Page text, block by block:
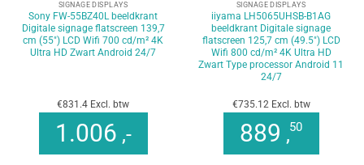
SIGNAGE DISPLAYS
Sony FW-55BZ40L beeldkrant
Digitale signage flatscreen 139,7
cm (55″) LCD Wifi 700 cd/m² 4K
Ultra HD Zwart Android 24/7
€831.4 Excl. btw
1.006 ,-
SIGNAGE DISPLAYS
iiyama LH5065UHSB-B1AG
beeldkrant Digitale signage
flatscreen 125,7 cm (49.5″) LCD
Wifi 800 cd/m² 4K Ultra HD
Zwart Type processor Android 11
24/7
€735.12 Excl. btw
889 ,50